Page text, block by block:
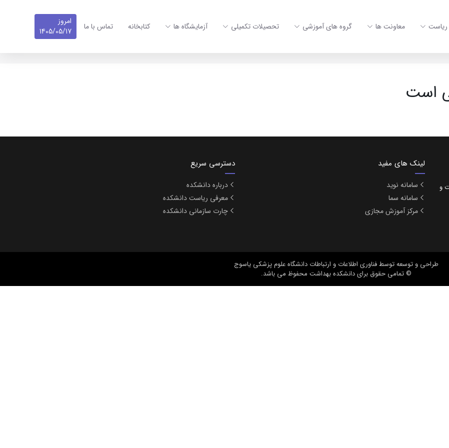
ریاست معاونت ها گروه های آموزشی تحصیلات تکمیلی آزمایشگاه ها کتابخانه تماس با ما
امروز
1405/05/17
است
و
لینک های مفید
سامانه نوید
سامانه سما
مرکز آموزش مجازی
دسترسی سریع
درباره دانشکده
معرفی ریاست دانشکده
چارت سازمانی دانشکده
طراحی و توسعهتوسط فناوری اطلاعات و ارتباطات دانشگاه علوم پزشکی یاسوج
© تمامی حقوق برای دانشکده بهداشت محفوظ می باشد.